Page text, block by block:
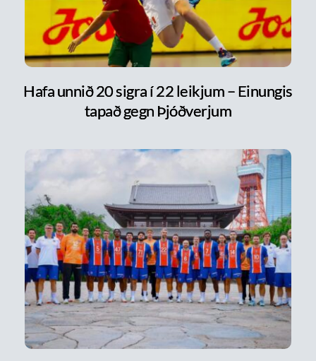
Hafa unnið 20 sigra í 22 leikjum – Einungis
tapað gegn Þjóðverjum